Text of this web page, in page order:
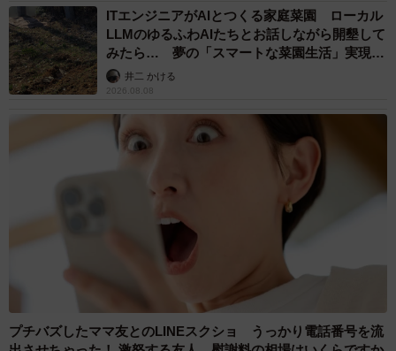
ITエンジニアがAIとつくる家庭菜園 ローカル
LLMのゆるふわAIたちとお話しながら開墾して
みたら… 夢の「スマートな菜園生活」実現な
るか井二 かける
2026.08.08
プチバズしたママ友とのLINEスクショ うっかり電話番号を流